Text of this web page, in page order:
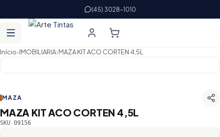
(45) 3028-1010
Início›IMOBILIARIA›MAZA KIT ACO CORTEN 4,5L
MAZA
MAZA KIT ACO CORTEN 4,5L
SKU 09156